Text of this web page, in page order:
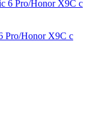
Pro/Honor X9C с